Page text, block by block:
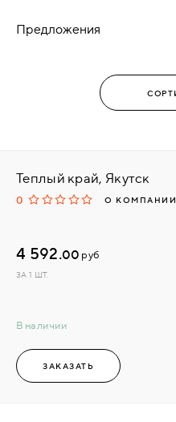
Предложения
Теплый край, Якутск
0 О КОМПАНИИ
В наличии
4 592.00 руб
ЗА 1 ШТ.
ЗАКАЗАТЬ